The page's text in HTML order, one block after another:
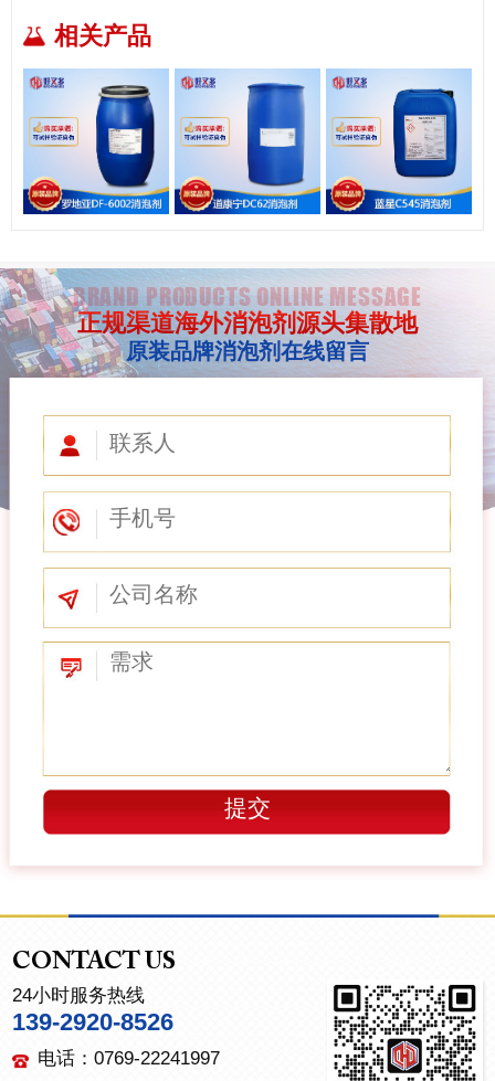
相关产品
BRAND PRODUCTS ONLINE MESSAGE
正规渠道海外消泡剂源头集散地
原装品牌消泡剂在线留言
CONTACT US
24小时服务热线
139-2920-8526
电话：0769-22241997